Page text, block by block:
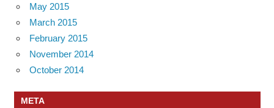
May 2015
March 2015
February 2015
November 2014
October 2014
META